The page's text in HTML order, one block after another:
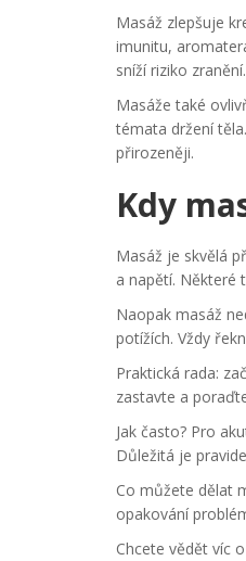
Masáž zlepšuje
imunitu,
sníží riziko
Masáže také
témata držení
přirozeněji.
Kdy
Masáž je skvělá
a napětí. Některé
Naopak masáž
potížích. Vždy
Praktická rada:
zastavte a
Jak často? Pro
Důležitá je
Co můžete dělat
opakování
Chcete vědět víc